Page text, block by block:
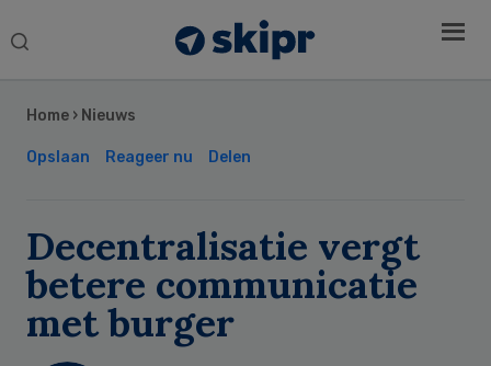
Search
Home › Nieuws
Opslaan Reageer nu Delen
Decentralisatie vergt
betere communicatie
met burger
Sidebar